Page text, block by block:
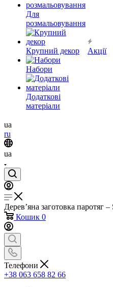
Для
розмальовування
Крупний декор
Набори
Додаткові
матеріали
Акції
ua
ru
ua
Дерев’яна заготовка паротяг
Кошик 0
Телефони
+38 063 658 82 66